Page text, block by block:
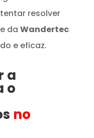
resolver
da Wandertec
e eficaz.
a
o
no